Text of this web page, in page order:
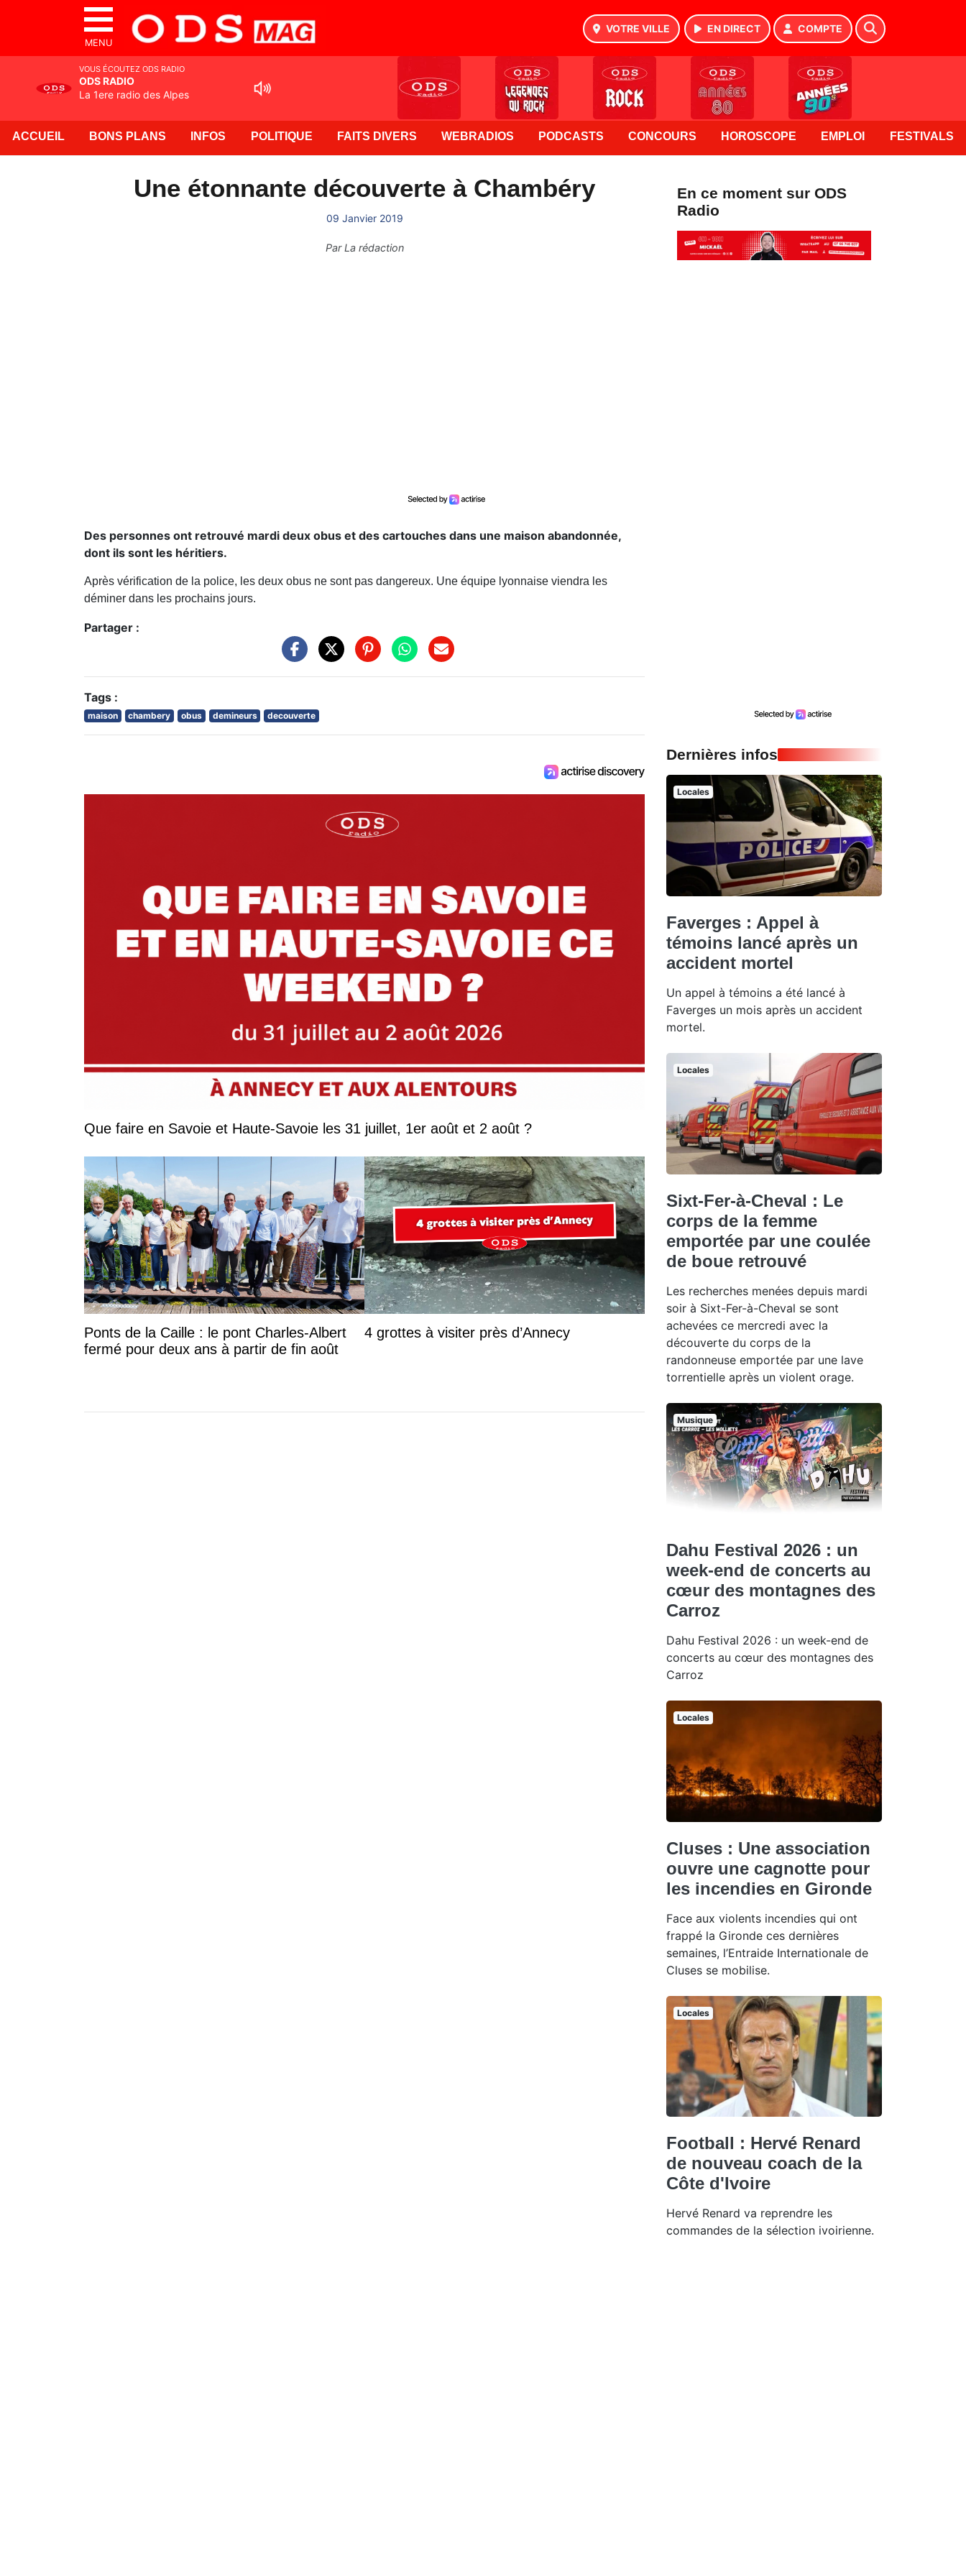
MENU
VOTRE VILLE EN DIRECT COMPTE
ACCUEIL BONS PLANS INFOS POLITIQUE FAITS DIVERS WEBRADIOS PODCASTS CONCOURS HOROSCOPE EMPLOI FESTIVALS
Une étonnante découverte à Chambéry
09 Janvier 2019
ParLa rédaction
Des personnes ont retrouvé mardi deux obus et des cartouches dans une maison abandonnée,
dont ils sont les héritiers.
Après vérification de la police, les deux obus ne sont pas dangereux. Une équipe lyonnaise viendra les
déminer dans les prochains jours.
Partager :
Tags :
maison chambery obus demineurs decouverte
Que faire en Savoie et Haute-Savoie les 31 juillet, 1er août et 2 août ?
Ponts de la Caille : le pont Charles-Albert
fermé pour deux ans à partir de fin août
4 grottes à visiter près d’Annecy
En ce moment sur ODS
Radio
Dernières infos
Locales
Faverges : Appel à
témoins lancé après un
accident mortel
Un appel à témoins a été lancé à
Faverges un mois après un accident
mortel.
Locales
Sixt-Fer-à-Cheval : Le
corps de la femme
emportée par une coulée
de boue retrouvé
Les recherches menées depuis mardi
soir à Sixt-Fer-à-Cheval se sont
achevées ce mercredi avec la
découverte du corps de la
randonneuse emportée par une lave
torrentielle après un violent orage.
Musique
Dahu Festival 2026 : un
week-end de concerts au
cœur des montagnes des
Carroz
Dahu Festival 2026 : un week-end de
concerts au cœur des montagnes des
Carroz
Locales
Cluses : Une association
ouvre une cagnotte pour
les incendies en Gironde
Face aux violents incendies qui ont
frappé la Gironde ces dernières
semaines, l’Entraide Internationale de
Cluses se mobilise.
Locales
Football : Hervé Renard
de nouveau coach de la
Côte d'Ivoire
Hervé Renard va reprendre les
commandes de la sélection ivoirienne.
VOUS ÉCOUTEZ ODS RADIO
ODS RADIO
La 1ere radio des Alpes